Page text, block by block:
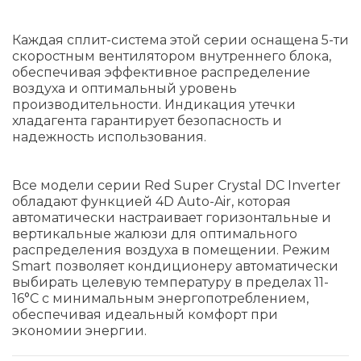
Каждая сплит-система этой серии оснащена 5-ти
скоростным вентилятором внутреннего блока,
обеспечивая эффективное распределение
воздуха и оптимальный уровень
производительности. Индикация утечки
хладагента гарантирует безопасность и
надежность использования.
Все модели серии Red Super Crystal DC Inverter
обладают функцией 4D Auto-Air, которая
автоматически настраивает горизонтальные и
вертикальные жалюзи для оптимального
распределения воздуха в помещении. Режим
Smart позволяет кондиционеру автоматически
выбирать целевую температуру в пределах 11-
16°C с минимальным энергопотреблением,
обеспечивая идеальный комфорт при
экономии энергии.